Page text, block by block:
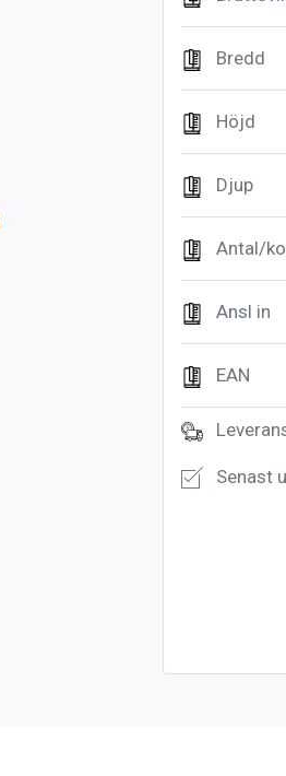
Bredd
Höjd
Djup
Antal/
Ansl in
EAN
Senast